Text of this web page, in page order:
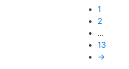
1
2
...
13
→